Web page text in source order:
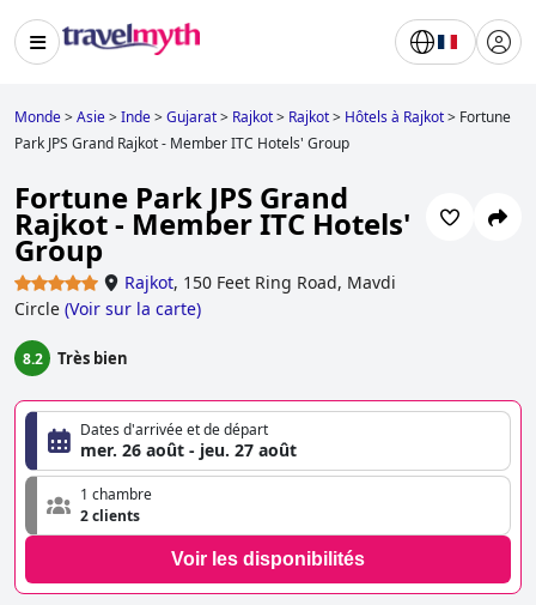
Monde>Asie>Inde>Gujarat> Rajkot> Rajkot> Hôtels à Rajkot> Fortune
Park JPS Grand Rajkot - Member ITC Hotels' Group
Fortune Park JPS Grand
Rajkot - Member ITC Hotels'
Group
Rajkot, 150 Feet Ring Road, Mavdi
Circle (Voir sur la carte)
8.2 Très bien
Dates d'arrivée et de départ
mer. 26 août - jeu. 27 août
1 chambre
2 clients
Voir les disponibilités